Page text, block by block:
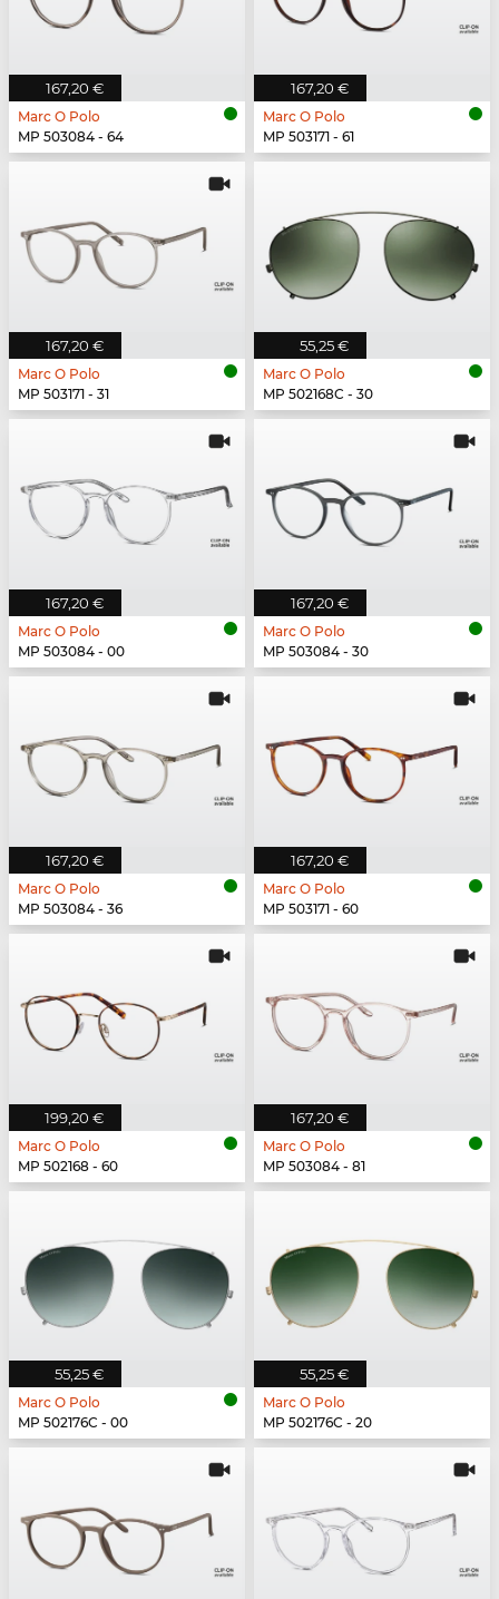
167,20 €
Marc O Polo
MP 503084 - 64
167,20 €
Marc O Polo
MP 503171 - 61
167,20 €
Marc O Polo
MP 503171 - 31
55,25 €
Marc O Polo
MP 502168C - 30
167,20 €
Marc O Polo
MP 503084 - 00
167,20 €
Marc O Polo
MP 503084 - 30
167,20 €
Marc O Polo
MP 503084 - 36
167,20 €
Marc O Polo
MP 503171 - 60
199,20 €
Marc O Polo
MP 502168 - 60
167,20 €
Marc O Polo
MP 503084 - 81
55,25 €
Marc O Polo
MP 502176C - 00
55,25 €
Marc O Polo
MP 502176C - 20